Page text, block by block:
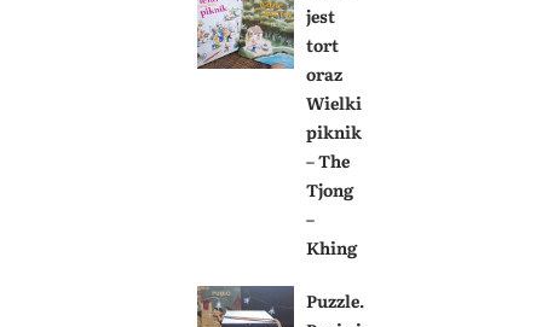
jest
tort
oraz
Wielki
piknik
– The
Tjong
–
Khing
Puzzle.